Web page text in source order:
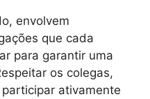
envolvem
que cada
para garantir uma
os colegas,
ativamente